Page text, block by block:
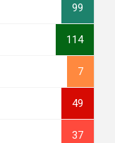
99
114
7
49
37